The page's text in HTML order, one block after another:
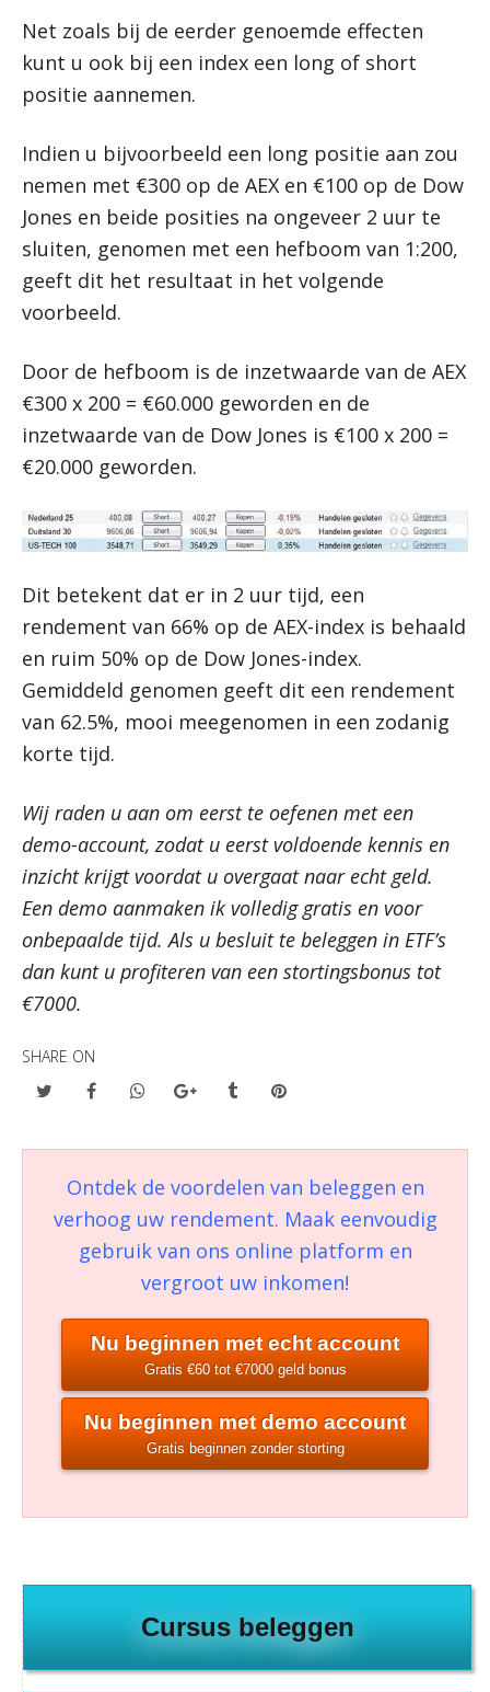
Net zoals bij de eerder genoemde effecten
kunt u ook bij een index een long of short
positie aannemen.
Indien u bijvoorbeeld een long positie aan zou
nemen met €300 op de AEX en €100 op de Dow
Jones en beide posities na ongeveer 2 uur te
sluiten, genomen met een hefboom van 1:200,
geeft dit het resultaat in het volgende
voorbeeld.
Door de hefboom is de inzetwaarde van de AEX
€300 x 200 = €60.000 geworden en de
inzetwaarde van de Dow Jones is €100 x 200 =
€20.000 geworden.
Dit betekent dat er in 2 uur tijd, een
rendement van 66% op de AEX-index is behaald
en ruim 50% op de Dow Jones-index.
Gemiddeld genomen geeft dit een rendement
van 62.5%, mooi meegenomen in een zodanig
korte tijd.
Wij raden u aan om eerst te oefenen met een
demo-account, zodat u eerst voldoende kennis en
inzicht krijgt voordat u overgaat naar echt geld.
Een demo aanmaken ik volledig gratis en voor
onbepaalde tijd. Als u besluit te beleggen in ETF’s
dan kunt u profiteren van een stortingsbonus tot
€7000.
SHARE ON
Ontdek de voordelen van beleggen en
verhoog uw rendement. Maak eenvoudig
gebruik van ons online platform en
vergroot uw inkomen!
Nu beginnen met echt account
Gratis €60 tot €7000 geld bonus
Nu beginnen met demo account
Gratis beginnen zonder storting
Cursus beleggen